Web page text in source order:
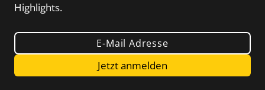
Highlights.
E-Mail Adresse
Jetzt anmelden